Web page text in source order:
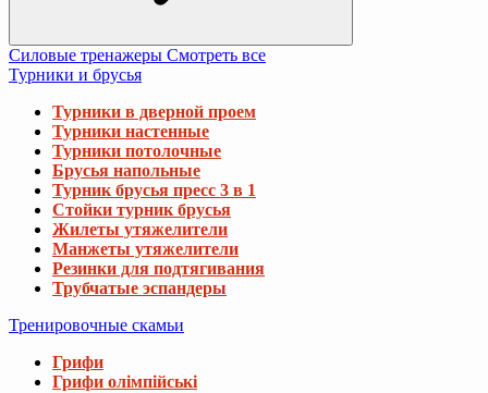
Силовые тренажеры Смотреть все
Турники и брусья
Турники в дверной проем
Турники настенные
Турники потолочные
Брусья напольные
Турник брусья пресс 3 в 1
Стойки турник брусья
Жилеты утяжелители
Манжеты утяжелители
Резинки для подтягивания
Трубчатые эспандеры
Тренировочные скамьи
Грифи
Грифи олімпійські